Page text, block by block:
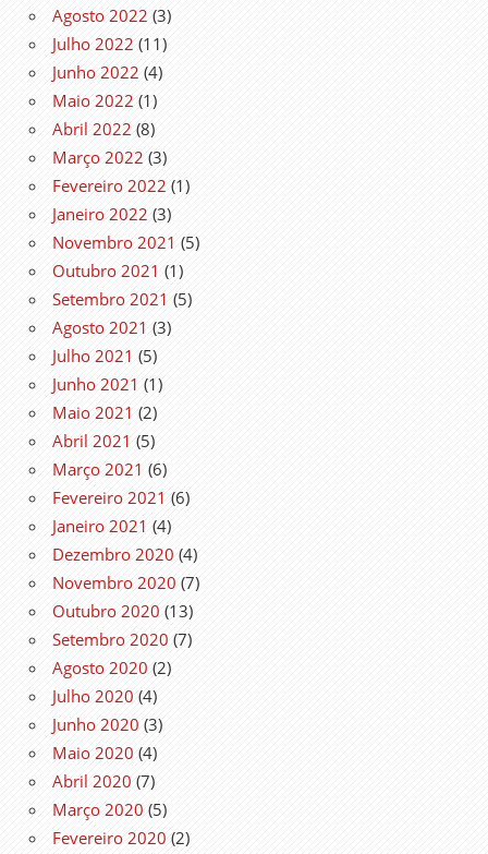
Agosto 2022 (3)
Julho 2022 (11)
Junho 2022 (4)
Maio 2022 (1)
Abril 2022 (8)
Março 2022 (3)
Fevereiro 2022 (1)
Janeiro 2022 (3)
Novembro 2021 (5)
Outubro 2021 (1)
Setembro 2021 (5)
Agosto 2021 (3)
Julho 2021 (5)
Junho 2021 (1)
Maio 2021 (2)
Abril 2021 (5)
Março 2021 (6)
Fevereiro 2021 (6)
Janeiro 2021 (4)
Dezembro 2020 (4)
Novembro 2020 (7)
Outubro 2020 (13)
Setembro 2020 (7)
Agosto 2020 (2)
Julho 2020 (4)
Junho 2020 (3)
Maio 2020 (4)
Abril 2020 (7)
Março 2020 (5)
Fevereiro 2020 (2)